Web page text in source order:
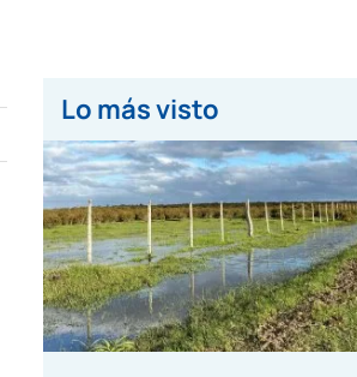
Lo más visto